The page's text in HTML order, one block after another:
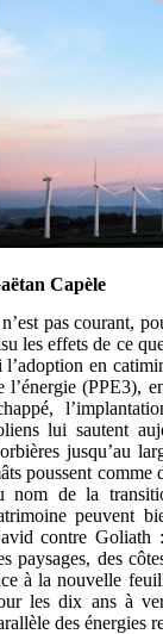
Capèle
pas courant,
les effets de ce
l’adoption en
l’énergie (PPE3),
,
lui sautent
jusqu’au
poussent comme
nom de la
peuvent
contre Goliath
paysages, des
à la nouvelle
les dix ans à
des énergies